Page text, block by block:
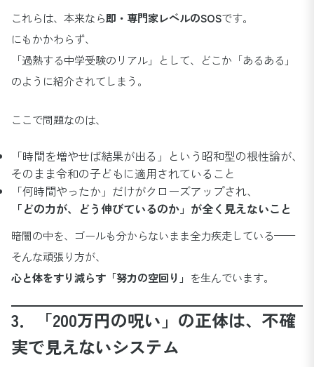
これらは、本来なら即・専門家レベルのSOSです。
にもかかわらず、
「過熱する中学受験のリアル」として、どこか「あるある」
のように紹介されてしまう。
ここで問題なのは、
「時間を増やせば結果が出る」という昭和型の根性論が、
そのまま令和の子どもに適用されていること
「何時間やったか」だけがクローズアップされ、
「どの力が、どう伸びているのか」が全く見えないこと
暗闇の中を、ゴールも分からないまま全力疾走している——
そんな頑張り方が、
心と体をすり減らす「努力の空回り」 を生んでいます。
3．「200万円の呪い」の正体は、不確
実で見えないシステム